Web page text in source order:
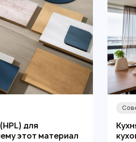
для
этот материал